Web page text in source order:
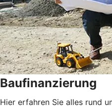
Baufinanzierung
Hier erfahren Sie alles rund